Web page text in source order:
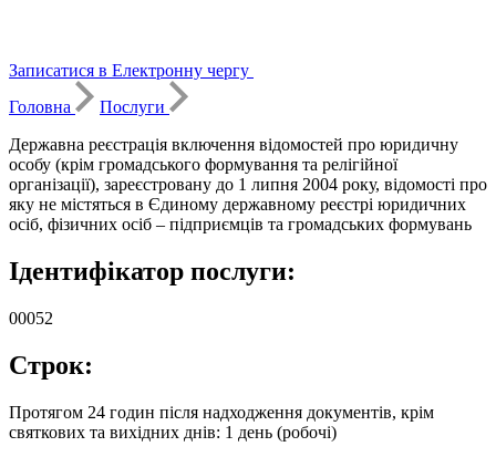
Записатися в Електронну чергу
Головна
Послуги
Державна реєстрація включення відомостей про юридичну
особу (крім громадського формування та релігійної
організації), зареєстровану до 1 липня 2004 року, відомості про
яку не містяться в Єдиному державному реєстрі юридичних
осіб, фізичних осіб – підприємців та громадських формувань
Ідентифікатор послуги:
00052
Строк:
Протягом 24 годин після надходження документів, крім
святкових та вихідних днів: 1 день (робочі)